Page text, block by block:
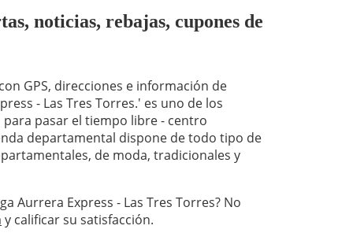
noticias, rebajas, cupones de
GPS, direcciones e información de
- Las Tres Torres.' es uno de los
pasar el tiempo libre - centro
departamental dispone de todo tipo de
de moda, tradicionales y
Aurrera Express - Las Tres Torres? No
y calificar su satisfacción.